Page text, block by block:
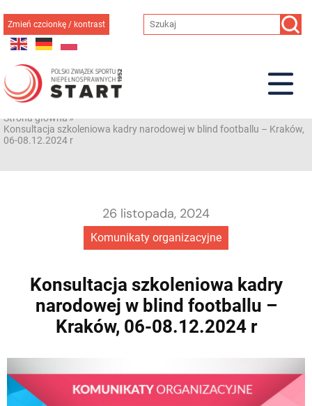
do
treści
Zmień czcionkę / kontrast
Strona główna»
Konsultacja szkoleniowa kadry narodowej w blind footballu – Kraków,
06-08.12.2024 r
Komunikaty organizacyjne
26 listopada, 2024
Konsultacja szkoleniowa kadry
narodowej w blind footballu –
Kraków, 06-08.12.2024 r